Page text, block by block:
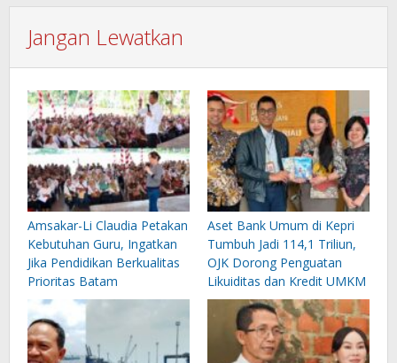
Jangan Lewatkan
Amsakar-Li Claudia Petakan
Kebutuhan Guru, Ingatkan
Jika Pendidikan Berkualitas
Prioritas Batam
Aset Bank Umum di Kepri
Tumbuh Jadi 114,1 Triliun,
OJK Dorong Penguatan
Likuiditas dan Kredit UMKM